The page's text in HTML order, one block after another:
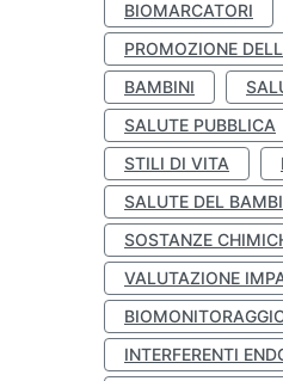
BIOMARCATORI
PROMOZIONE
BAMBINI
SALUTE PUBBLICA
STILI DI VITA
SALUTE DEL
SOSTANZE
VALUTAZIONE
INTERFERENTI